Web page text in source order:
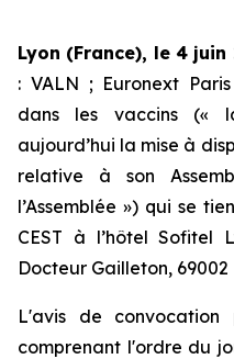
Lyon (France), le 4 juin
: VALN ; Euronext
dans les vaccins («
aujourd’hui la mise à
relative à son
l’Assemblée ») qui se
CEST à l’hôtel Sofitel
Docteur Gailleton, 69002
L'avis de convocation
comprenant l'ordre du